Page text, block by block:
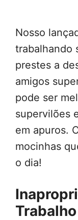
Nosso
trabalhando
prestes a
amigos
pode ser
supervilões
em apuros.
mocinhas
o dia!
Trabalho